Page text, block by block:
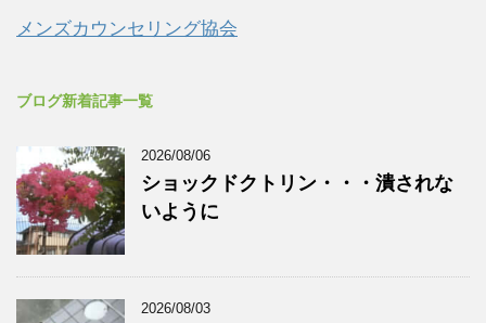
メンズカウンセリング協会
ブログ新着記事一覧
2026/08/06
ショックドクトリン・・・潰されな
いように
2026/08/03